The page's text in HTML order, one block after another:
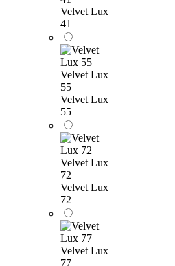
Velvet Lux
41
Velvet Lux
55
Velvet Lux
55
Velvet Lux
72
Velvet Lux
72
Velvet Lux
77